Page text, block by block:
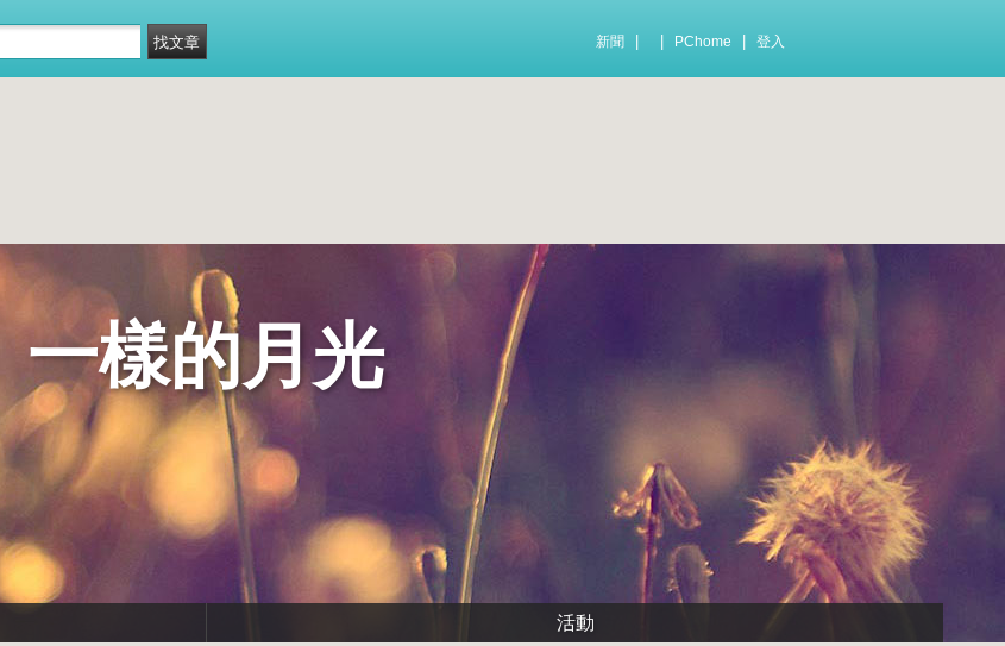
新聞 PChome 登入
一樣的月光
活動